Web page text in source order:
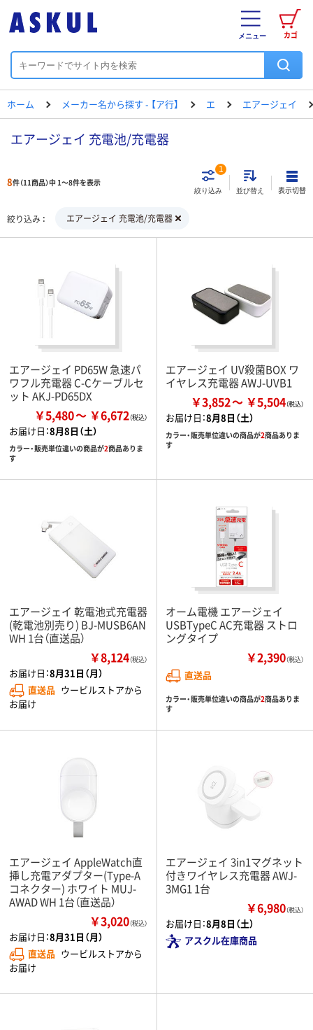
カゴ
メニュー
ホーム メーカー名から探す - 【ア行】 エ エアージェイ
エアージェイ 充電池/充電器
8件（11商品）中 1～8件を表示
絞り込み
1
並び替え 表示切替
絞り込み エアージェイ 充電池/充電器
エアージェイ PD65W 急速パ
ワフル充電器 C-Cケーブルセ
ット AKJ-PD65DX
￥5,480 ￥6,672
お届け日：8月8日（土）
カラー・販売単位違いの商品が2商品ありま
す
エアージェイ UV殺菌BOX ワ
イヤレス充電器 AWJ-UVB1
￥3,852 ￥5,504
お届け日：8月8日（土）
カラー・販売単位違いの商品が2商品ありま
す
エアージェイ 乾電池式充電器
(乾電池別売り) BJ-MUSB6AN
WH 1台（直送品）
￥8,124（税込）
お届け日：8月31日（月）
直送品 ウービルストアから
お届け
オーム電機 エアージェイ
USBTypeC AC充電器 ストロ
ングタイプ
￥2,390（税込）
直送品
カラー・販売単位違いの商品が2商品ありま
す
エアージェイ AppleWatch直
挿し充電アダプター(Type-A
コネクター) ホワイト MUJ-
AWAD WH 1台（直送品）
￥3,020（税込）
お届け日：8月31日（月）
直送品 ウービルストアから
お届け
エアージェイ 3in1マグネット
付きワイヤレス充電器 AWJ-
3MG1 1台
￥6,980（税込）
お届け日：8月8日（土）
アスクル在庫商品